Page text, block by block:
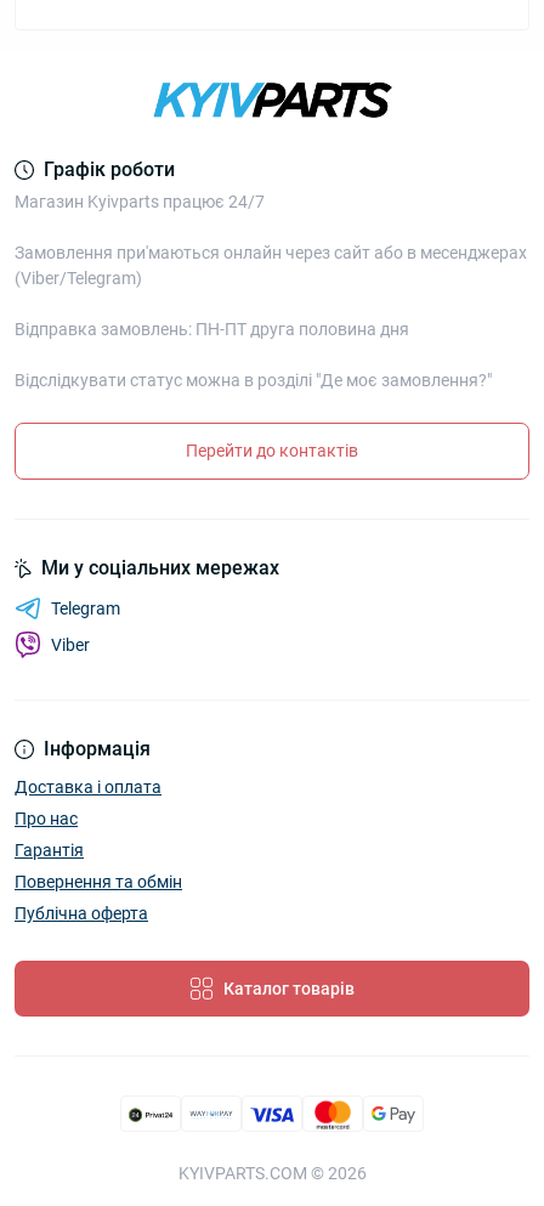
Графік роботи
Магазин Kyivparts працює 24/7
Замовлення при'маються онлайн через сайт або в месенджерах
(Viber/Telegram)
Відправка замовлень: ПН-ПТ друга половина дня
Відслідкувати статус можна в розділі "Де моє замовлення?"
Перейти до контактів
Інформація
Доставка і оплата
Про нас
Гарантія
Повернення та обмін
Публічна оферта
Каталог товарів
Ми у соціальних мережах
Telegram
Viber
KYIVPARTS.COM © 2026